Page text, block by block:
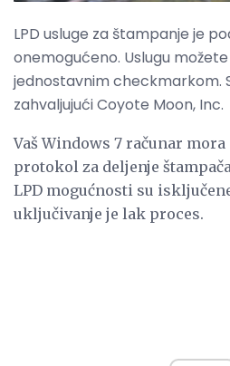
LPD usluge za štampanje je
onemogućeno. Uslugu
jednostavnim checkmarkom.
zahvaljujući Coyote Moon, Inc.
Vaš Windows 7 računar
protokol za deljenje
LPD mogućnosti su
uključivanje je lak proces.